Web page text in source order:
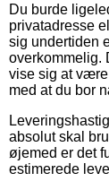
Du burde
privatadresse
sig undertiden
overkommelig.
vise sig at være
med at du bor
absolut skal
øjemed er det
estimerede